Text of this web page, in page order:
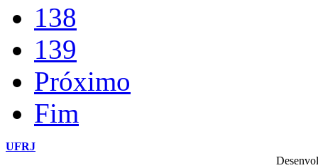
138
139
Próximo
Fim
UFRJ